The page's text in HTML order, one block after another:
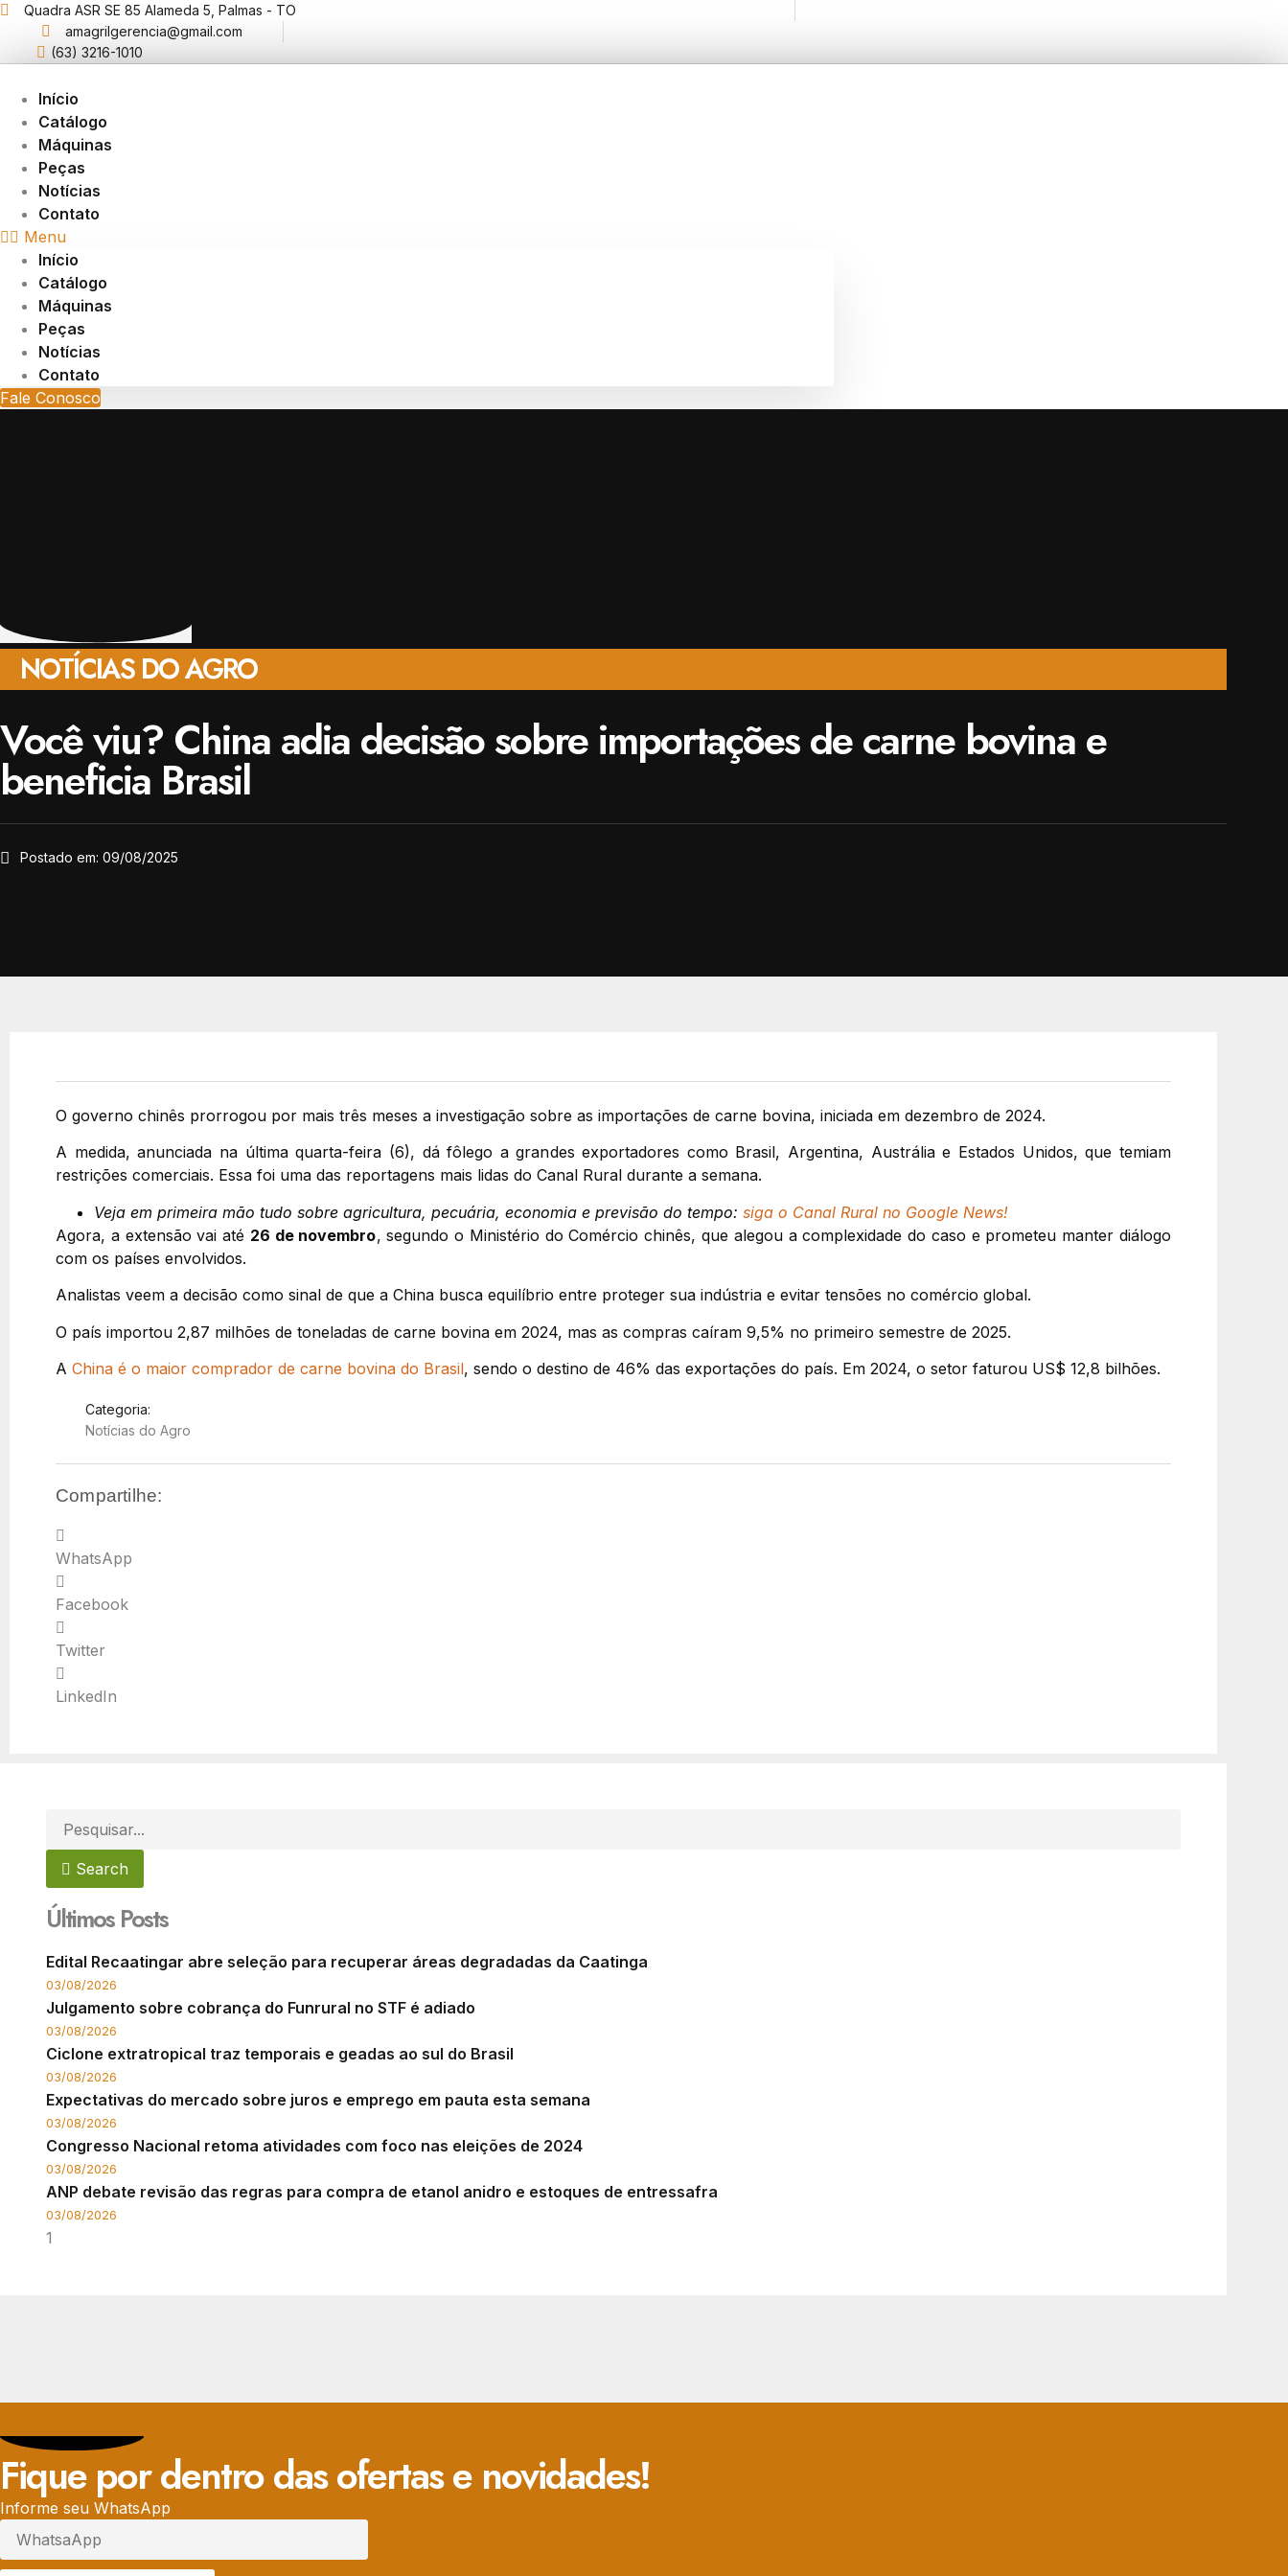
Skip
content
Quadra ASR SE 85 Alameda 5, Palmas - TO
amagrilgerencia@gmail.com
(63) 3216-1010
Início
Catálogo
Máquinas
Peças
Notícias
Contato
Menu
Início
Catálogo
Máquinas
Peças
Notícias
Contato
Fale Conosco
NOTÍCIAS DO AGRO
Você viu? China adia decisão sobre importações de carne bovina e
beneficia Brasil
Postado em: 09/08/2025
O governo chinês prorrogou por mais três meses a investigação sobre as importações de carne bovina, iniciada em dezembro de 2024.
A medida, anunciada na última quarta-feira (6), dá fôlego a grandes exportadores como Brasil, Argentina, Austrália e Estados Unidos, que temiam
restrições comerciais. Essa foi uma das reportagens mais lidas do Canal Rural durante a semana.
Veja em primeira mão tudo sobre agricultura, pecuária, economia e previsão do tempo: siga o Canal Rural no Google News!
Agora, a extensão vai até 26 de novembro, segundo o Ministério do Comércio chinês, que alegou a complexidade do caso e prometeu manter diálogo
com os países envolvidos.
Analistas veem a decisão como sinal de que a China busca equilíbrio entre proteger sua indústria e evitar tensões no comércio global.
O país importou 2,87 milhões de toneladas de carne bovina em 2024, mas as compras caíram 9,5% no primeiro semestre de 2025.
A China é o maior comprador de carne bovina do Brasil, sendo o destino de 46% das exportações do país. Em 2024, o setor faturou US$ 12,8 bilhões.
Categoria:
Notícias do Agro
Compartilhe:
WhatsApp
Facebook
Twitter
LinkedIn
Search
Últimos Posts
Edital Recaatingar abre seleção para recuperar áreas degradadas da Caatinga
03/08/2026
Julgamento sobre cobrança do Funrural no STF é adiado
03/08/2026
Ciclone extratropical traz temporais e geadas ao sul do Brasil
03/08/2026
Expectativas do mercado sobre juros e emprego em pauta esta semana
03/08/2026
Congresso Nacional retoma atividades com foco nas eleições de 2024
03/08/2026
ANP debate revisão das regras para compra de etanol anidro e estoques de entressafra
03/08/2026
Fique por dentro das ofertas e novidades!
Informe seu WhatsApp